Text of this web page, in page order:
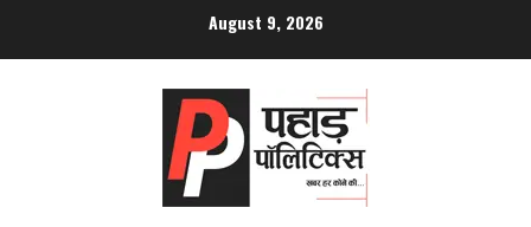
August 9, 2026